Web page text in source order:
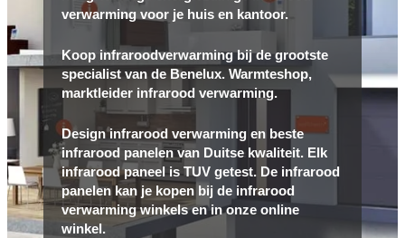
verwarming voor je huis en kantoor.
Koop infraroodverwarming bij de grootste
specialist van de Benelux. Warmteshop,
marktleider infrarood verwarming.
Design infrarood verwarming en beste
infrarood panelen van Duitse kwaliteit. Elk
infrarood paneel is TUV getest. De infrarood
panelen kan je kopen bij de infrarood
verwarming winkels en in onze online
winkel.